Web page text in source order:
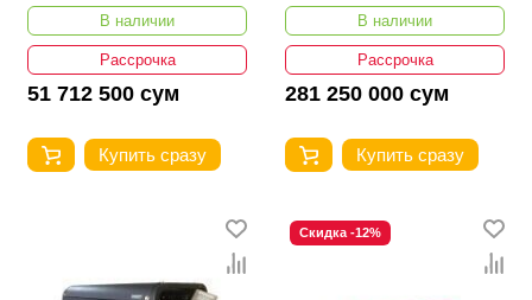
В наличии
Рассрочка
51 712 500 сум
Купить сразу
В наличии
Рассрочка
281 250 000 сум
Купить сразу
Скидка -12%